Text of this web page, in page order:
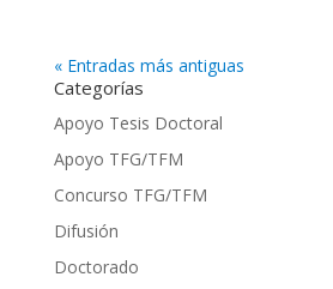
« Entradas más antiguas
Categorías
Apoyo Tesis Doctoral
Apoyo TFG/TFM
Concurso TFG/TFM
Difusión
Doctorado